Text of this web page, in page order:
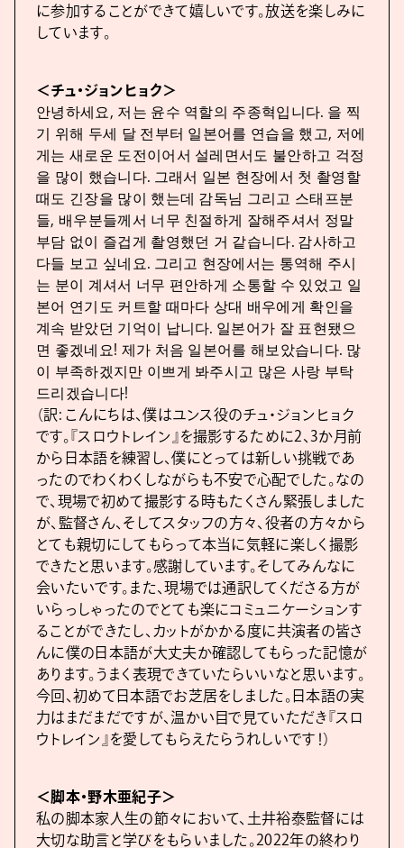
に参加することができて嬉しいです。放送を楽しみに
しています。
＜チュ・ジョンヒョク＞
안녕하세요, 저는 윤수 역할의 주종혁입니다. 을 찍
기 위해 두세 달 전부터 일본어를 연습을 했고, 저에
게는 새로운 도전이어서 설레면서도 불안하고 걱정
을 많이 했습니다. 그래서 일본 현장에서 첫 촬영할
때도 긴장을 많이 했는데 감독님 그리고 스태프분
들, 배우분들께서 너무 친절하게 잘해주셔서 정말
부담 없이 즐겁게 촬영했던 거 같습니다. 감사하고
다들 보고 싶네요. 그리고 현장에서는 통역해 주시
는 분이 계셔서 너무 편안하게 소통할 수 있었고 일
본어 연기도 커트할 때마다 상대 배우에게 확인을
계속 받았던 기억이 납니다. 일본어가 잘 표현됐으
면 좋겠네요! 제가 처음 일본어를 해보았습니다. 많
이 부족하겠지만 이쁘게 봐주시고 많은 사랑 부탁
드리겠습니다!
（訳: こんにちは、僕はユンス役のチュ・ジョンヒョク
です。『スロウトレイン』を撮影するために2、3か月前
から日本語を練習し、僕にとっては新しい挑戦であ
ったのでわくわくしながらも不安で心配でした。なの
で、現場で初めて撮影する時もたくさん緊張しました
が、監督さん、そしてスタッフの方々、役者の方々から
とても親切にしてもらって本当に気軽に楽しく撮影
できたと思います。感謝しています。そしてみんなに
会いたいです。また、現場では通訳してくださる方が
いらっしゃったのでとても楽にコミュニケーションす
ることができたし、カットがかかる度に共演者の皆さ
んに僕の日本語が大丈夫か確認してもらった記憶が
あります。うまく表現できていたらいいなと思います。
今回、初めて日本語でお芝居をしました。日本語の実
力はまだまだですが、温かい目で見ていただき『スロ
ウトレイン』を愛してもらえたらうれしいです！）
＜脚本・野木亜紀子＞
私の脚本家人生の節々において、土井裕泰監督には
大切な助言と学びをもらいました。2022年の終わり